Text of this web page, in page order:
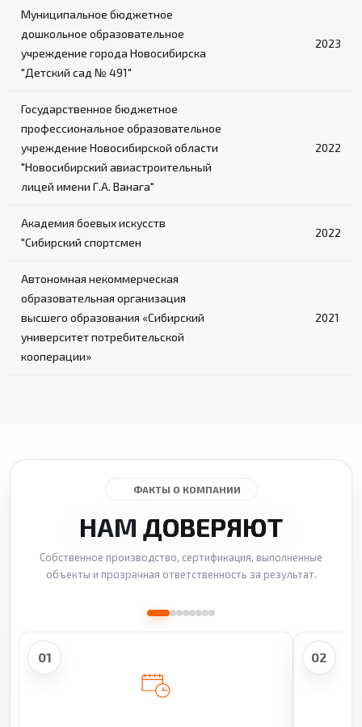
Муниципальное бюджетное
дошкольное образовательное
учреждение города Новосибирска
"Детский сад № 491"
2023
Государственное бюджетное
профессиональное образовательное
учреждение Новосибирской области
"Новосибирский авиастроительный
лицей имени Г.А. Ванага"
2022
Академия боевых искусств
"Сибирский спортсмен
2022
Автономная некоммерческая
образовательная организация
высшего образования «Сибирский
университет потребительской
кооперации»
2021
ФАКТЫ О КОМПАНИИ
НАМ ДОВЕРЯЮТ
Собственное производство, сертификация, выполненные
объекты и прозрачная ответственность за результат.
01 02